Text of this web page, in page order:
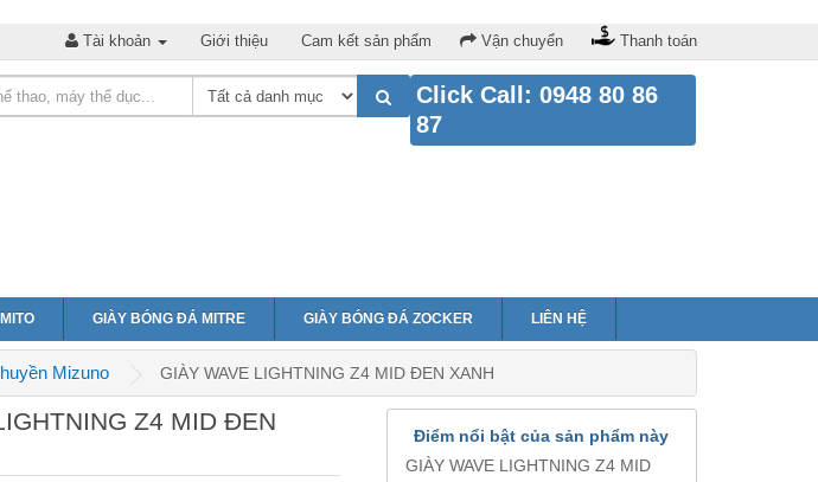
Tài khoản Giới thiệu Cam kết sản phẩm Vận chuyển Thanh toán
Click Call: 0948 80 86
87
GIÀY BÓNG ĐÁ MITRE GIÀY BÓNG ĐÁ ZOCKER LIÊN HỆ
Mizuno GIÀY WAVE LIGHTNING Z4 MID ĐEN XANH
Z4 MID ĐEN
Điểm nổi bật của sản phẩm này
GIÀY WAVE LIGHTNING Z4 MID